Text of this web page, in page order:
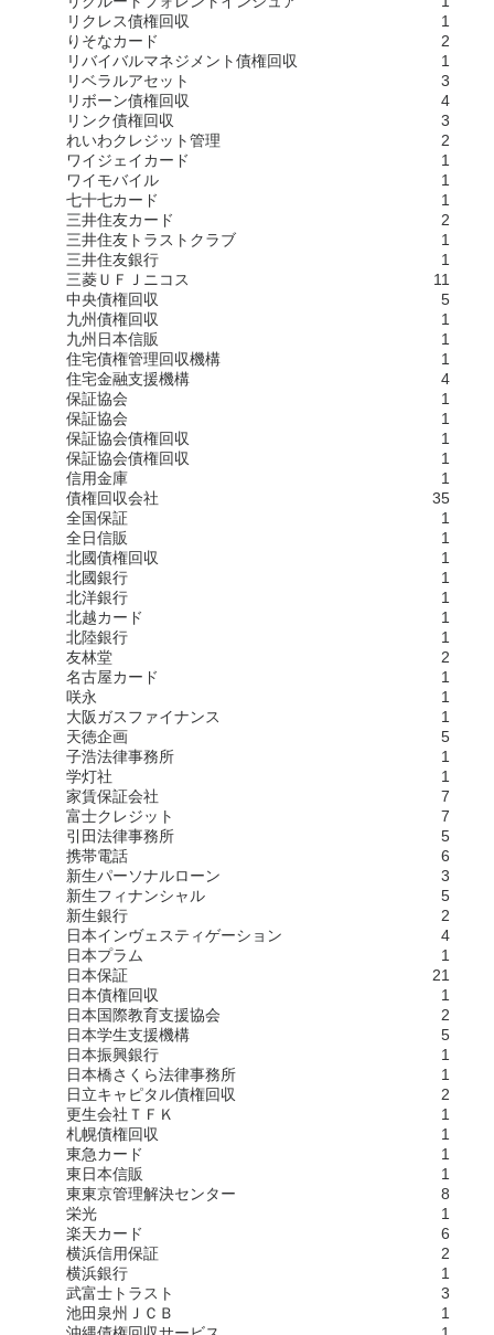
リクレス債権回収
1
りそなカード
2
リバイバルマネジメント債権回収
1
リベラルアセット
3
リボーン債権回収
4
リンク債権回収
3
れいわクレジット管理
2
ワイジェイカード
1
ワイモバイル
1
七十七カード
1
三井住友カード
2
三井住友トラストクラブ
1
三井住友銀行
1
三菱ＵＦＪニコス
11
中央債権回収
5
九州債権回収
1
九州日本信販
1
住宅債権管理回収機構
1
住宅金融支援機構
4
保証協会
1
保証協会
1
保証協会債権回収
1
保証協会債権回収
1
信用金庫
1
債権回収会社
35
全国保証
1
全日信販
1
北國債権回収
1
北國銀行
1
北洋銀行
1
北越カード
1
北陸銀行
1
友林堂
2
名古屋カード
1
咲永
1
大阪ガスファイナンス
1
天徳企画
5
子浩法律事務所
1
学灯社
1
家賃保証会社
7
富士クレジット
7
引田法律事務所
5
携帯電話
6
新生パーソナルローン
3
新生フィナンシャル
5
新生銀行
2
日本インヴェスティゲーション
4
日本プラム
1
日本保証
21
日本債権回収
1
日本国際教育支援協会
2
日本学生支援機構
5
日本振興銀行
1
日本橋さくら法律事務所
1
日立キャピタル債権回収
2
更生会社ＴＦＫ
1
札幌債権回収
1
東急カード
1
東日本信販
1
東東京管理解決センター
8
栄光
1
楽天カード
6
横浜信用保証
2
横浜銀行
1
武富士トラスト
3
池田泉州ＪＣＢ
1